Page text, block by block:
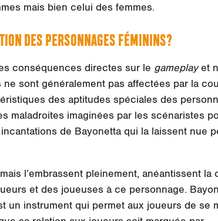
mais bien celui des femmes.
DES PERSONNAGES FÉMININS?
conséquences directes sur le gameplay et
sont généralement pas affectées par la
des aptitudes spéciales des
maladroites imaginées par les scénaristes
de Bayonetta qui la laissent nue
l’embrassent pleinement, anéantissent la
et des joueuses à ce personnage.
un instrument qui permet aux joueurs de se